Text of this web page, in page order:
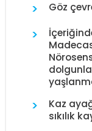
> Göz
>
>
Kaz
sıkılık